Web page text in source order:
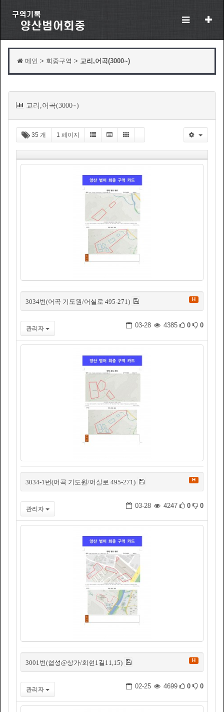
메인 > 회중구역 > 교리,어곡(3000~)
교리,어곡(3000~)
35 개 1 페이지
3034번(어곡 기도원/어실로 495-271) H
관리자 03-28 4385 0 0
3034-1번(어곡 기도원/어실로 495-271) H
관리자 03-28 4247 0 0
3001번(협성@상가/회현1길11,15) H
관리자 02-25 4699 0 0